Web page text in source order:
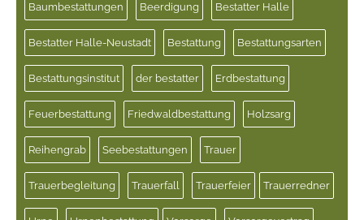
Baumbestattungen Beerdigung Bestatter Halle
Bestatter Halle-Neustadt Bestattung Bestattungsarten
Bestattungsinstitut der bestatter Erdbestattung
Feuerbestattung Friedwaldbestattung Holzsarg
Reihengrab Seebestattungen Trauer
Trauerbegleitung Trauerfall Trauerfeier Trauerredner